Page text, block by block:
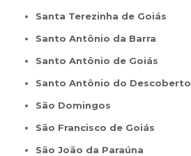
Santa Terezinha de Goiás
Santo Antônio da Barra
Santo Antônio de Goiás
Santo Antônio do Descoberto
São Domingos
São Francisco de Goiás
São João da Paraúna